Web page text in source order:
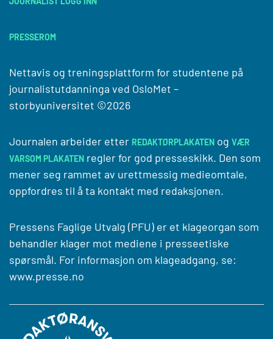
PRESSEROM
Nettavis og treningsplattform for studentene på
journalistutdanninga ved OsloMet –
storbyuniversitet ©2026
Journalen arbeider etter REDAKTØRPLAKATEN og VÆR
VARSOM PLAKATEN regler for god presseskikk. Den som
mener seg rammet av urettmessig medieomtale,
oppfordres til å ta kontakt med redaksjonen.
Pressens Faglige Utvalg (PFU) er et klageorgan som
behandler klager mot mediene i presseetiske
spørsmål. For informasjon om klageadgang, se:
www.presse.no